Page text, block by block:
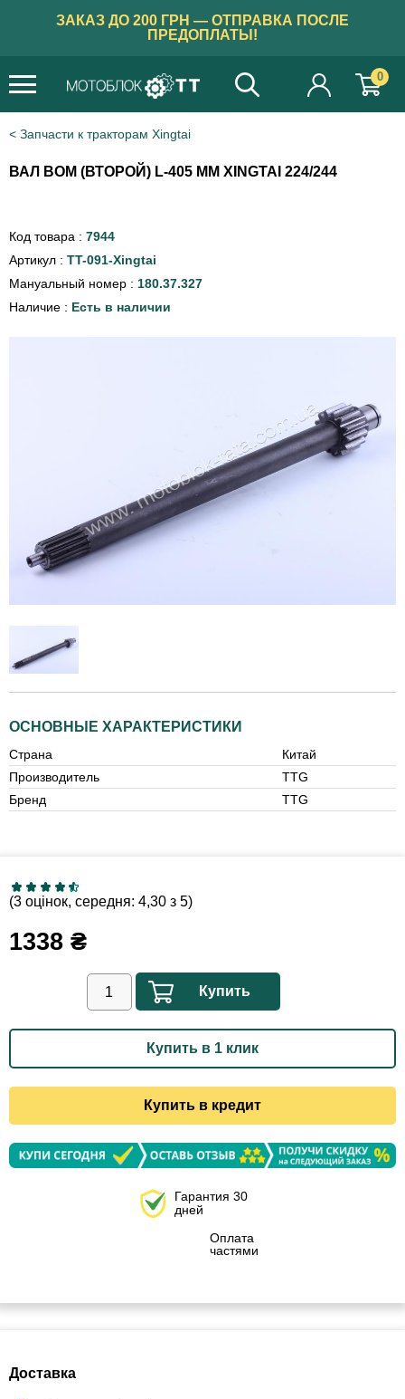
ЗАКАЗ ДО 200 ГРН — ОТПРАВКА ПОСЛЕ
ПРЕДОПЛАТЫ!
0
Запчасти к тракторам Xingtai
ВАЛ ВОМ (ВТОРОЙ) L-405 ММ XINGTAI 224/244
Код товара : 7944
Артикул : TT-091-Xingtai
Мануальный номер : 180.37.327
Наличие : Есть в наличии
ОСНОВНЫЕ ХАРАКТЕРИСТИКИ
Страна
Китай
Производитель
TTG
Бренд
TTG
(3 оцінок, середня: 4,30 з 5)
1338 ₴
Купить
Купить в 1 клик
Купить в кредит
Гарантия 30
дней
Оплата
частями
Доставка